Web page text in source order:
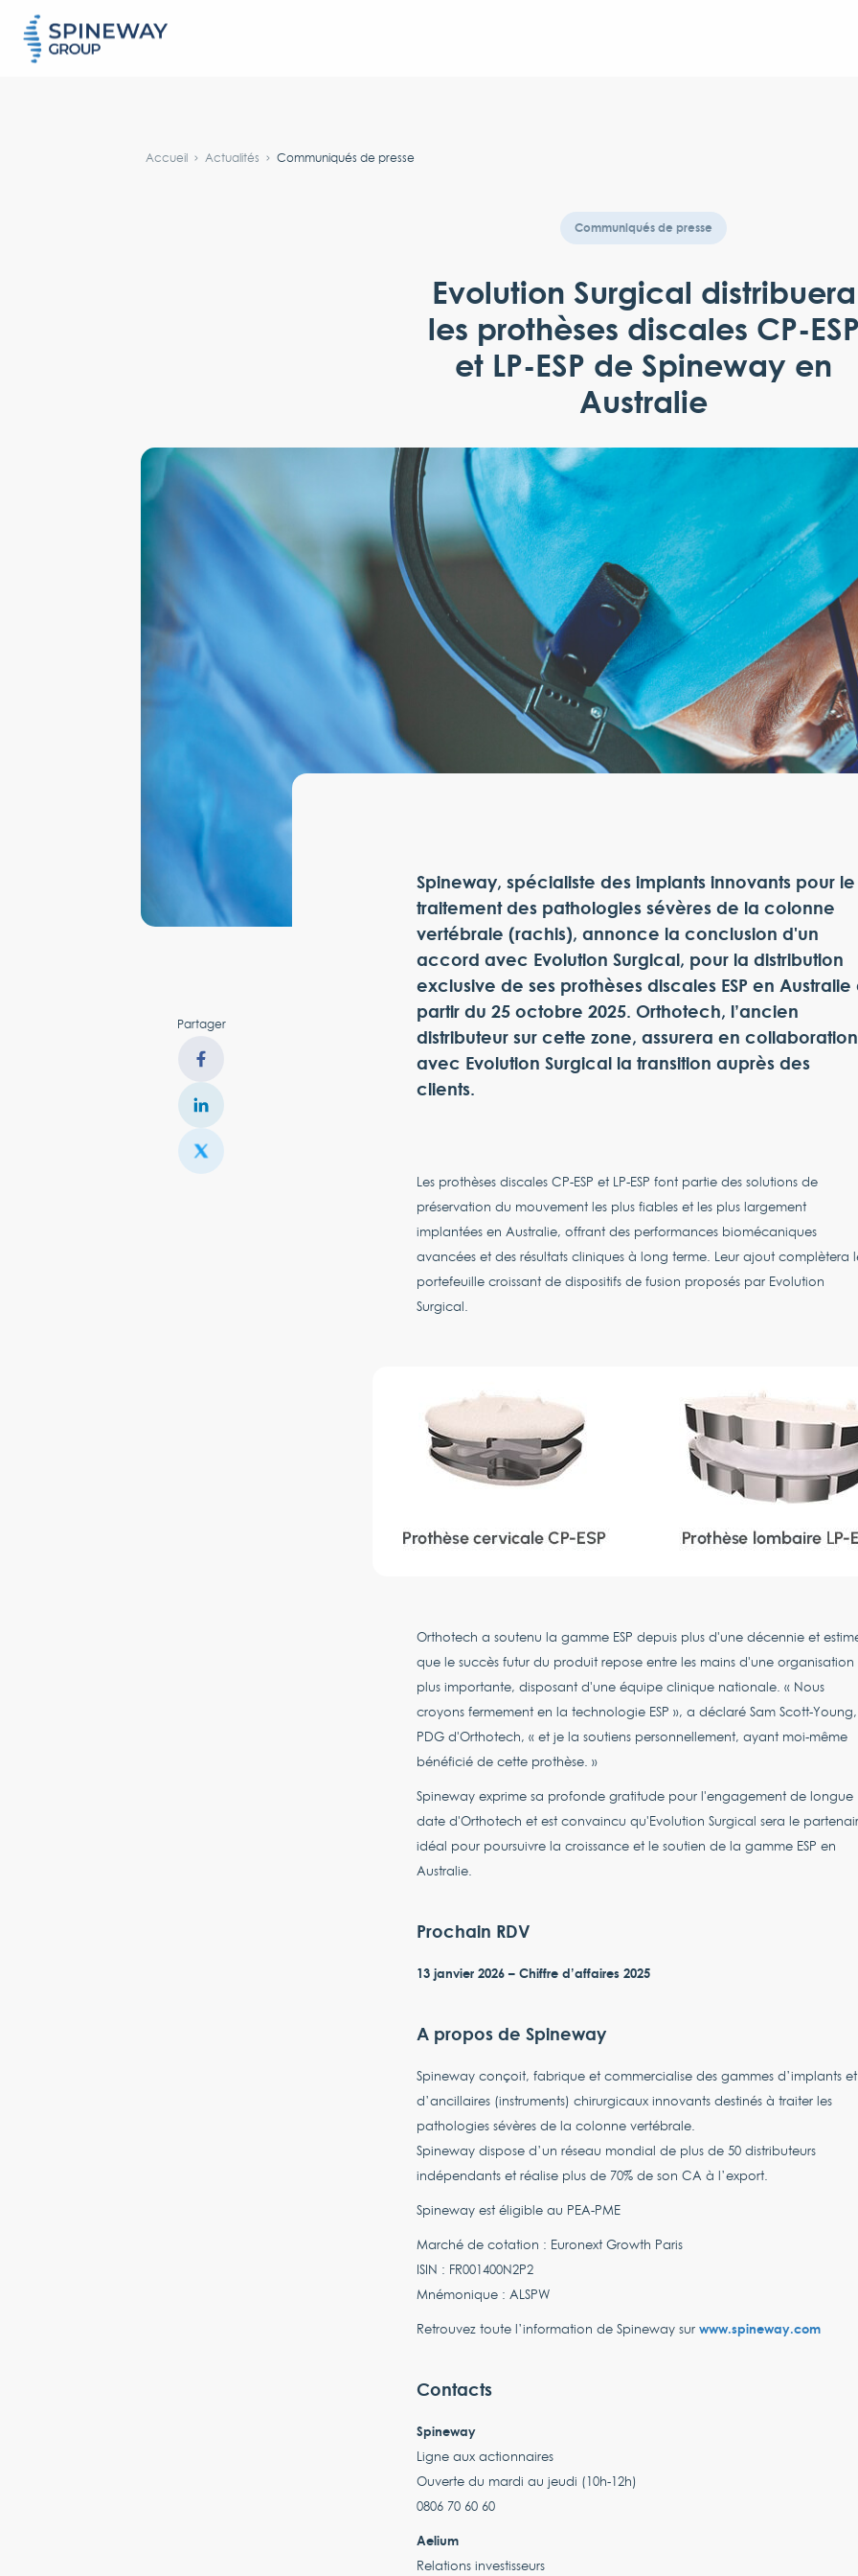
Accueil Actualités Communiqués de presse
Communiqués de presse
Evolution Surgical distribuera
les prothèses discales CP-
et LP-ESP de Spineway en
Australie
Partager
Spineway, spécialiste des implants innovants pour le
traitement des pathologies sévères de la colonne
vertébrale (rachis), annonce la conclusion d'un
accord avec Evolution Surgical, pour la distribution
exclusive de ses prothèses discales ESP en Australie
partir du 25 octobre 2025. Orthotech, l’ancien
distributeur sur cette zone, assurera en collaboration
avec Evolution Surgical la transition auprès des
clients.
Les prothèses discales CP-ESP et LP-ESP font partie des solutions de
préservation du mouvement les plus fiables et les plus largement
implantées en Australie, offrant des performances biomécaniques
avancées et des résultats cliniques à long terme. Leur ajout complètera
portefeuille croissant de dispositifs de fusion proposés par Evolution
Surgical.
Orthotech a soutenu la gamme ESP depuis plus d'une décennie et
que le succès futur du produit repose entre les mains d'une organisation
plus importante, disposant d'une équipe clinique nationale. « Nous
croyons fermement en la technologie ESP », a déclaré Sam Scott-Young,
PDG d'Orthotech, « et je la soutiens personnellement, ayant moi-même
bénéficié de cette prothèse. »
Spineway exprime sa profonde gratitude pour l'engagement de longue
date d'Orthotech et est convaincu qu'Evolution Surgical sera le
idéal pour poursuivre la croissance et le soutien de la gamme ESP en
Australie.
Prochain RDV
13 janvier 2026 – Chiffre d’affaires 2025
A propos de Spineway
Spineway conçoit, fabrique et commercialise des gammes d’implants et
d’ancillaires (instruments) chirurgicaux innovants destinés à traiter les
pathologies sévères de la colonne vertébrale.
Spineway dispose d’un réseau mondial de plus de 50 distributeurs
indépendants et réalise plus de 70% de son CA à l’export.
Spineway est éligible au PEA-PME
Marché de cotation : Euronext Growth Paris
ISIN : FR001400N2P2
Mnémonique : ALSPW
Retrouvez toute l’information de Spineway sur www.spineway.com
Contacts
Spineway
Ligne aux actionnaires
Ouverte du mardi au jeudi (10h-12h)
0806 70 60 60
Aelium
Relations investisseurs